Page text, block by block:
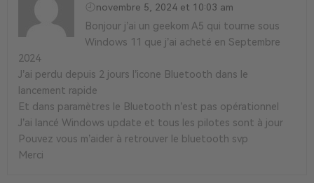
novembre 5, 2024 et 10:03 am
Bonjour j’ai un geekom A5 qui tourne sous
Windows 11 que j’ai acheté en Septembre
2024
J’ai perdu depuis 2 jours l’icone Bluetooth dans le
lancement rapide
Et dans paramètres le Bluetooth n’est pas opérationnel
J’ai lancé Windows update et tous les pilotes sont à jour
Pouvez vous m’aider à retrouver le bluetooth svp
Merci